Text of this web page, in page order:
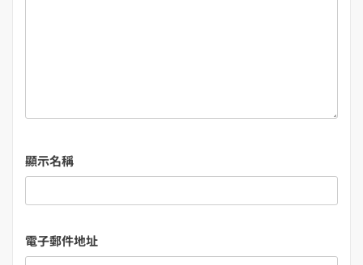
顯示名稱
電子郵件地址